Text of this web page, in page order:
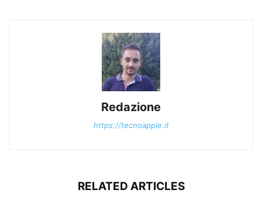
Redazione
https://tecnoapple.it
RELATED ARTICLES